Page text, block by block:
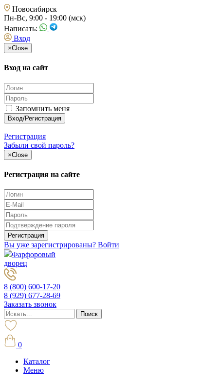
Новосибирск
Пн-Вс, 9:00 - 19:00 (мск)
Написать:
Вход
×Close
Вход на сайт
Запомнить меня
Регистрация
Забыли свой пароль?
×Close
Регистрация на сайте
Вы уже зарегистрированы? Войти
Фарфоровый
дворец
8 (800) 600-17-20
8 (929) 677-28-69
Заказать звонок
0
Каталог
Меню